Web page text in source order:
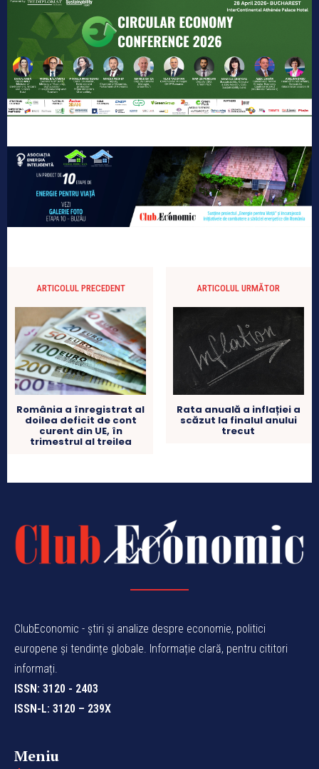
ARTICOLUL PRECEDENT
România a înregistrat al
doilea deficit de cont
curent din UE, în
trimestrul al treilea
ARTICOLUL URMĂTOR
Rata anuală a inflației a
scăzut la finalul anului
trecut
ClubEconomic - știri și analize despre economie, politici
europene și tendințe globale. Informație clară, pentru cititori
informați.
ISSN: 3120 - 2403
ISSN-L: 3120 – 239X
Meniu